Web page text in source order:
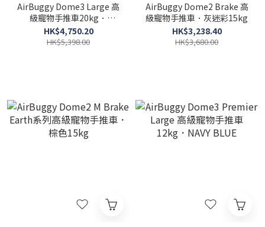
AirBuggy Dome3 Large 高
級寵物手推車20kg．
VIOLET STONE
HK$4,750.20
HK$5,398.00
AirBuggy Dome2 Brake 高
級寵物手推車．灰迷彩15kg
HK$3,238.40
HK$3,680.00